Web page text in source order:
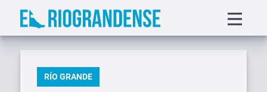
Saltar
menu
PUBLICADO
RÍO GRANDE